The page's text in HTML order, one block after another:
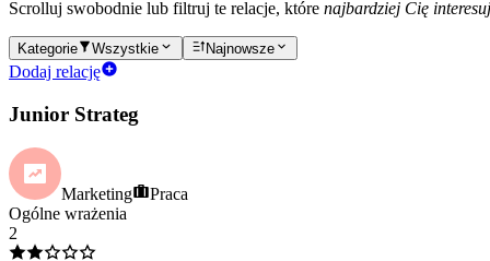
Scrolluj swobodnie lub filtruj te relacje, które najbardziej Cię
Kategorie Wszystkie Najnowsze
Dodaj relację
Junior Strateg
Marketing
Praca
Ogólne wrażenia
2